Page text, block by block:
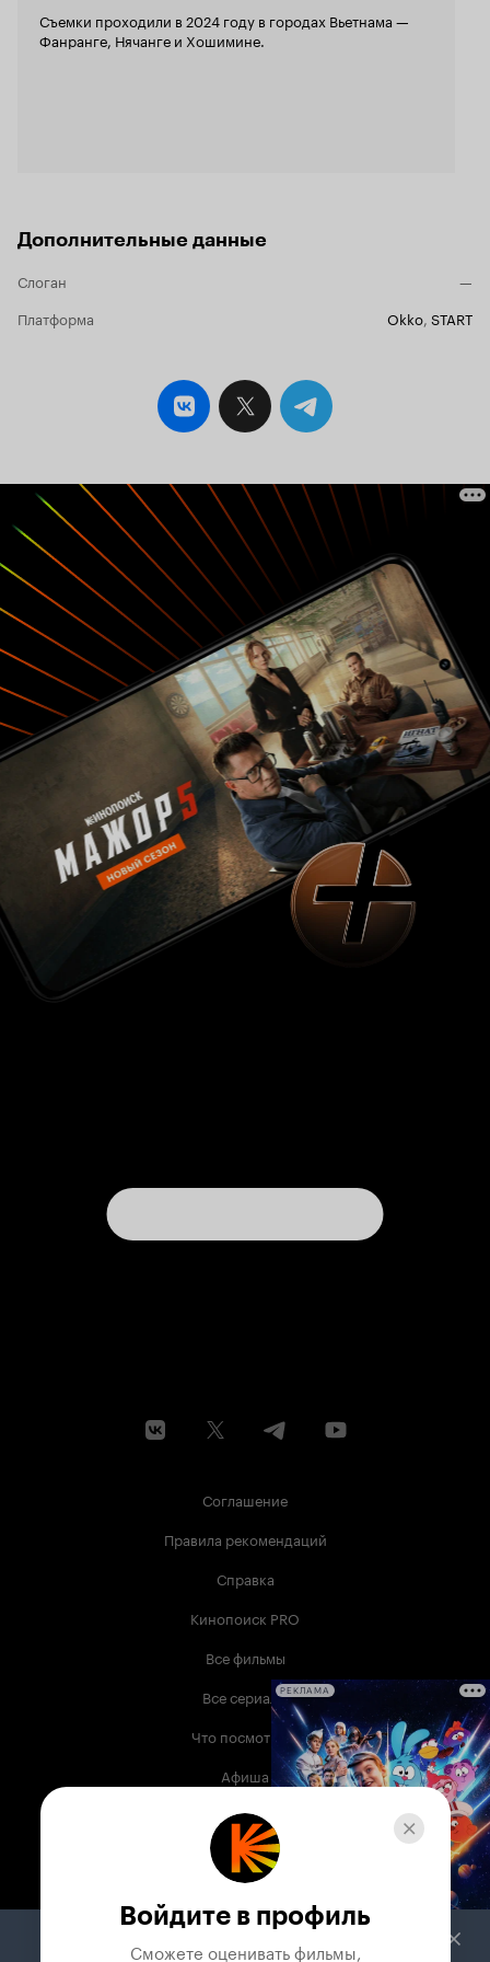
Съемки проходили в 2024 году в городах Вьетнама —
Фанранге, Нячанге и Хошимине.
Дополнительные данные
Слоган
—
Платформа
Okko START
Соглашение
Правила рекомендаций
Справка
Кинопоиск PRO
Все фильмы
Все сериалы
Что посмотреть
Афиша
Музыка
Телепрограмма
Служба поддержки
РЕКЛАМА
Войдите в профиль
Сможете оценивать фильмы,